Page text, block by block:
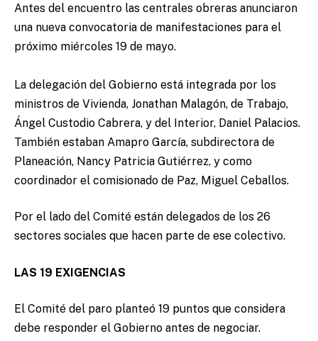
Antes del encuentro las centrales obreras anunciaron
una nueva convocatoria de manifestaciones para el
próximo miércoles 19 de mayo.
La delegación del Gobierno está integrada por los
ministros de Vivienda, Jonathan Malagón, de Trabajo,
Ángel Custodio Cabrera, y del Interior, Daniel Palacios.
También estaban Amapro García, subdirectora de
Planeación, Nancy Patricia Gutiérrez, y como
coordinador el comisionado de Paz, Miguel Ceballos.
Por el lado del Comité están delegados de los 26
sectores sociales que hacen parte de ese colectivo.
LAS 19 EXIGENCIAS
El Comité del paro planteó 19 puntos que considera
debe responder el Gobierno antes de negociar.